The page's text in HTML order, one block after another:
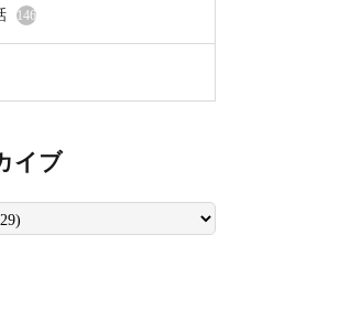
146
イブ